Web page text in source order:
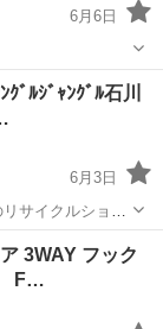
6月6日
ﾞﾙｼﾞｬﾝｸﾞﾙ石川
6月3日
3WAY フック
F…